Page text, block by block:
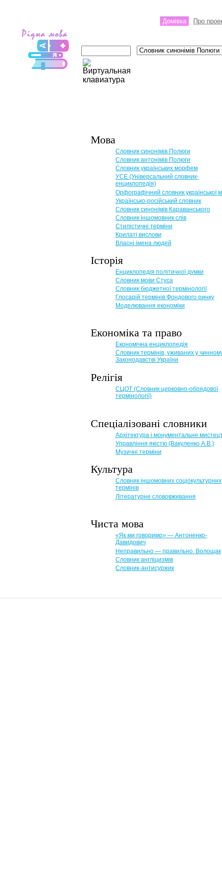
Домівка Про
Мова
Словник синонімів Полюги
Словник антонімів Полюги
Словник українських морфем
УСЕ (Універсальний словник-
енциклопедія)
Орфографічний словник української
Українсько-російський словник
Словник синонімів Караванського
Словник іншомовник слів
Стилістичні терміни
Крилаті вислови
Власні імена людей
Історія
Енциклопедія політичної думки
Словник мови Стуса
Словник бюджетної термінології
Глосарій термінів Фондового ринку
Моделювання економіки
Економіка та право
Eкономічна енциклопедія
Словник термінів, уживаних у
Законодавстві України
Релігія
СЦОТ (Словник церковно-обрядової
термінології)
Спеціалізовані словники
Архітектура і монументальне
Управління якістю (Вакуленко А.В.)
Музичні терміни
Культура
Словник іншомовних соціокультурних
термінів
Літературне слововживання
Чиста мова
«Як ми говоримо» — Антоненко-
Давидович
Неправильно — правильно. Волощак
Словник англіцизмів
Словник-антисуржик